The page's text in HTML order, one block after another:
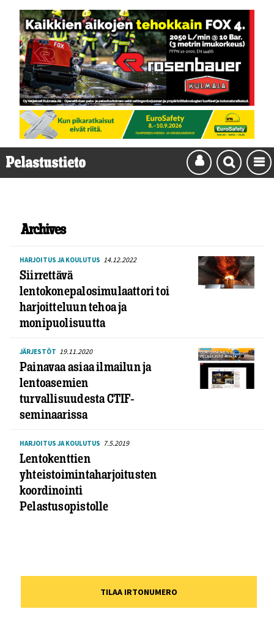
Archives
HARJOITUS JA KOULUTUS 14.12.2022
Siirrettävä
lentokonepalosimulaattori toi
harjoitteluun tehoa ja
monipuolisuutta
JÄRJESTÖT 19.11.2020
Painavaa asiaa ilmailun ja
lentoasemien
turvallisuudesta CTIF-
seminaarissa
HARJOITUS JA KOULUTUS 7.5.2019
Lentokenttien
yhteistoimintaharjoitusten
koordinointi
Pelastusopistolle
TILAA IRTONUMERO